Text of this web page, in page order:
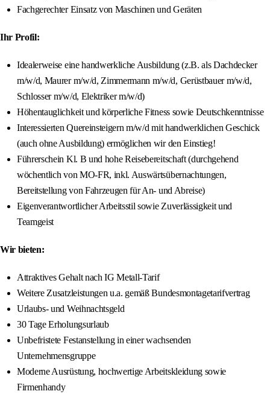
Fachgerechter Einsatz von Maschinen und Geräten
Ihr Profil:
Idealerweise eine handwerkliche Ausbildung (z.B. als Dachdecker
m/w/d, Maurer m/w/d, Zimmermann m/w/d, Gerüstbauer m/w/d,
Schlosser m/w/d, Elektriker m/w/d)
Höhentauglichkeit und körperliche Fitness sowie Deutschkenntnisse
Interessierten Quereinsteigern m/w/d mit handwerklichen Geschick
(auch ohne Ausbildung) ermöglichen wir den Einstieg!
Führerschein Kl. B und hohe Reisebereitschaft (durchgehend
wöchentlich von MO-FR, inkl. Auswärtsübernachtungen,
Bereitstellung von Fahrzeugen für An- und Abreise)
Eigenverantwortlicher Arbeitsstil sowie Zuverlässigkeit und
Teamgeist
Wir bieten:
Attraktives Gehalt nach IG Metall-Tarif
Weitere Zusatzleistungen u.a. gemäß Bundesmontagetarifvertrag
Urlaubs- und Weihnachtsgeld
30 Tage Erholungsurlaub
Unbefristete Festanstellung in einer wachsenden
Unternehmensgruppe
Moderne Ausrüstung, hochwertige Arbeitskleidung sowie
Firmenhandy